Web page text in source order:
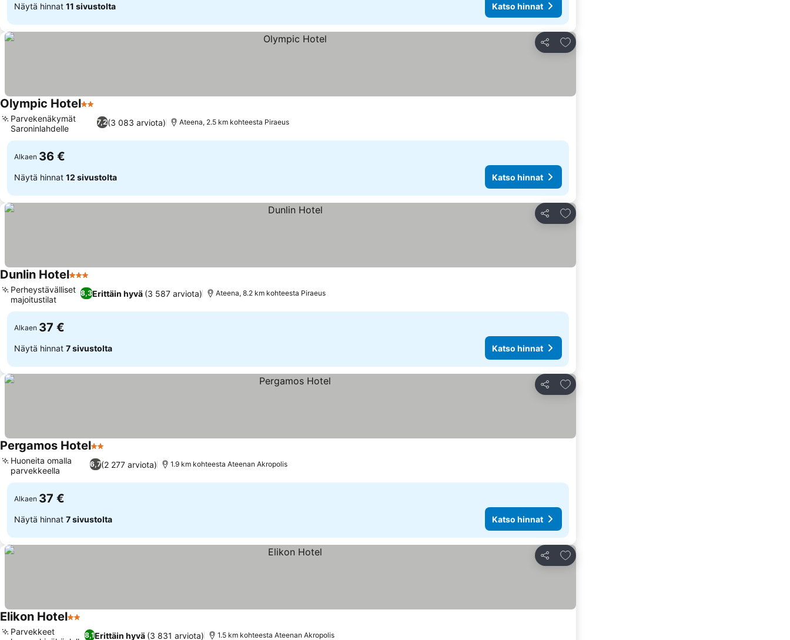
Näytä hinnat 11 sivustolta Katso hinnat
Jaa
Lisää suosikkeihin
Olympic Hotel2 Tähtiluokitus
7,2(3 083 arviota)
Parvekenäkymät
Saroninlahdelle
Ateena, 2.5 km kohteesta Piraeus
Alkaen 36 €
Näytä hinnat 12 sivustolta Katso hinnat
Jaa
Lisää suosikkeihin
Dunlin Hotel3 Tähtiluokitus
8,3Erittäin hyvä (3 587 arviota)
Perheystävälliset
majoitustilat
Ateena, 8.2 km kohteesta Piraeus
Alkaen 37 €
Näytä hinnat 7 sivustolta Katso hinnat
Jaa
Lisää suosikkeihin
Pergamos Hotel2 Tähtiluokitus
6,7(2 277 arviota)
Huoneita omalla
parvekkeella
1.9 km kohteesta Ateenan Akropolis
Alkaen 37 €
Näytä hinnat 7 sivustolta Katso hinnat
Jaa
Lisää suosikkeihin
Elikon Hotel2 Tähtiluokitus
8,1Erittäin hyvä (3 831 arviota)
Parvekkeet
1.5 km kohteesta Ateenan Akropolis